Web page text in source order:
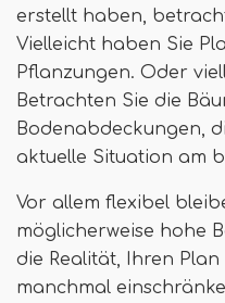
erstellt haben,
Vielleicht haben Sie
Pflanzungen. Oder
Betrachten Sie die
Bodenabdeckungen,
aktuelle Situation am
Vor allem flexibel
möglicherweise hohe
die Realität, Ihren
manchmal